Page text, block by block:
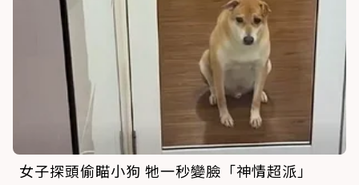
女子探頭偷瞄小狗 牠一秒變臉「神情超派」